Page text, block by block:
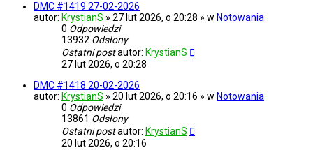
DMC #1419 27-02-2026
autor: KrystianS » 27 lut 2026, o 20:28 » w Notowania
0 Odpowiedzi
13932 Odsłony
Ostatni postautor: KrystianS
27 lut 2026, o 20:28
DMC #1418 20-02-2026
autor: KrystianS » 20 lut 2026, o 20:16 » w Notowania
0 Odpowiedzi
13861 Odsłony
Ostatni postautor: KrystianS
20 lut 2026, o 20:16